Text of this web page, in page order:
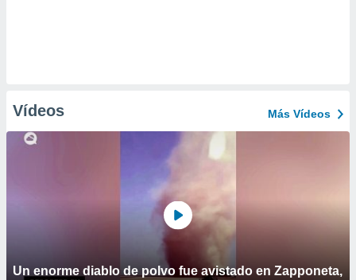
Vídeos Más Vídeos
Un enorme diablo de polvo fue avistado en Zapponeta,